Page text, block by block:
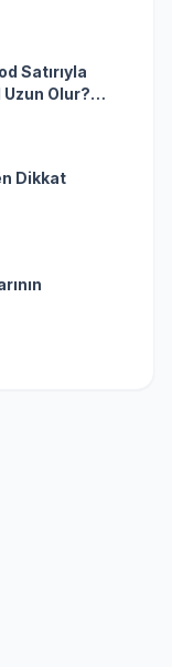
Satırıyla
Olur?
Rolü)
Dikkat